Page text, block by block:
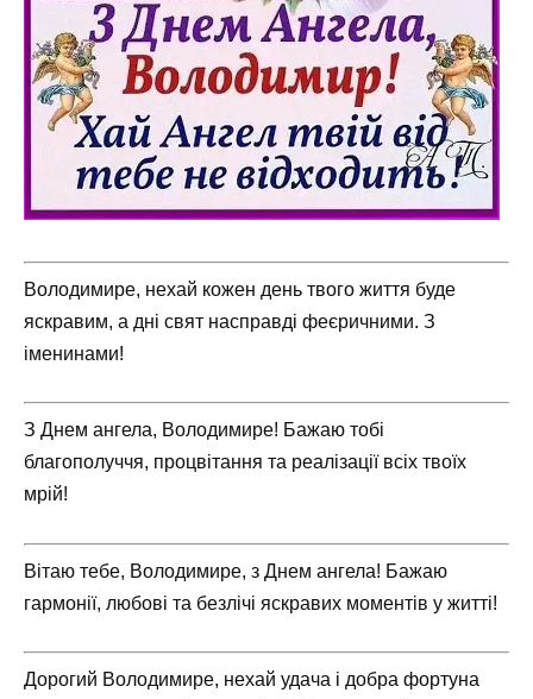
Володимире, нехай кожен день твого життя буде
яскравим, а дні свят насправді феєричними. З
іменинами!
З Днем ангела, Володимире! Бажаю тобі
благополуччя, процвітання та реалізації всіх твоїх
мрій!
Вітаю тебе, Володимире, з Днем ангела! Бажаю
гармонії, любові та безлічі яскравих моментів у житті!
Дорогий Володимире, нехай удача і добра фортуна